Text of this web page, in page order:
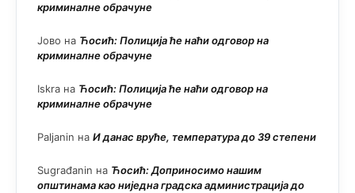
криминалне обрачуне
Јово на Ћосић: Полиција ће наћи одговор на
криминалне обрачуне
Iskra на Ћосић: Полиција ће наћи одговор на
криминалне обрачуне
Paljanin на И данас вруће, температура до 39 степени
Sugrađanin на Ћосић: Доприносимо нашим
општинама као ниједна градска администрација до